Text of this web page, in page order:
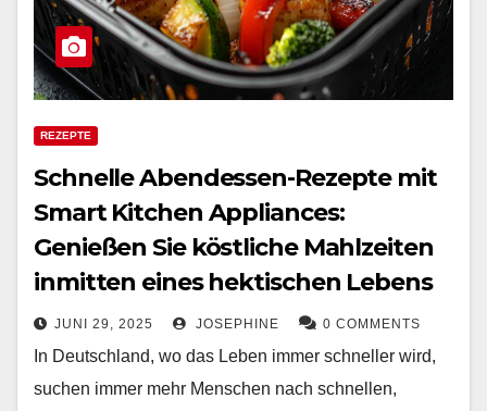
REZEPTE
Schnelle Abendessen-Rezepte mit
Smart Kitchen Appliances:
Genießen Sie köstliche Mahlzeiten
inmitten eines hektischen Lebens
JUNI 29, 2025 JOSEPHINE 0 COMMENTS
In Deutschland, wo das Leben immer schneller wird,
suchen immer mehr Menschen nach schnellen,